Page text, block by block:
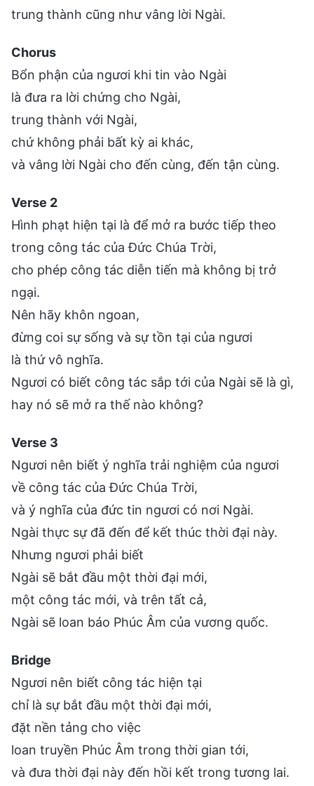
trung thành cũng như vâng lời Ngài.
Chorus
Bổn phận của ngươi khi tin vào Ngài
là đưa ra lời chứng cho Ngài,
trung thành với Ngài,
chứ không phải bất kỳ ai khác,
và vâng lời Ngài cho đến cùng, đến tận cùng.
Verse 2
Hình phạt hiện tại là để mở ra bước tiếp theo
trong công tác của Đức Chúa Trời,
cho phép công tác diễn tiến mà không bị trở
ngại.
Nên hãy khôn ngoan,
đừng coi sự sống và sự tồn tại của ngươi
là thứ vô nghĩa.
Ngươi có biết công tác sắp tới của Ngài sẽ là gì,
hay nó sẽ mở ra thế nào không?
Verse 3
Ngươi nên biết ý nghĩa trải nghiệm của ngươi
về công tác của Đức Chúa Trời,
và ý nghĩa của đức tin ngươi có nơi Ngài.
Ngài thực sự đã đến để kết thúc thời đại này.
Nhưng ngươi phải biết
Ngài sẽ bắt đầu một thời đại mới,
một công tác mới, và trên tất cả,
Ngài sẽ loan báo Phúc Âm của vương quốc.
Bridge
Ngươi nên biết công tác hiện tại
chỉ là sự bắt đầu một thời đại mới,
đặt nền tảng cho việc
loan truyền Phúc Âm trong thời gian tới,
và đưa thời đại này đến hồi kết trong tương lai.